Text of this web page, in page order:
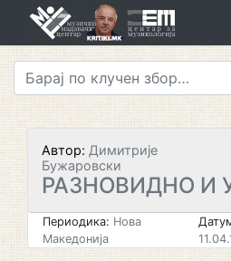
Автор: Димитрије
Бужаровски
РАЗНОВИДНО И
Периодика: Нова
Македонија